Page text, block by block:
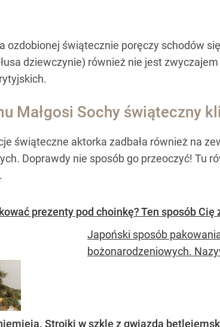
ozdobionej świątecznie poręczy schodów
dziewczynie) również nie jest
Małgosi Sochy świąteczny
świąteczne aktorka zadbała również na
Doprawdy nie sposób go przeoczyć! Tu
prezenty pod choinkę? Ten sposób
Japoński sposób
bożonarodzeniowych.
Stroiki w szkle z gwiazdą